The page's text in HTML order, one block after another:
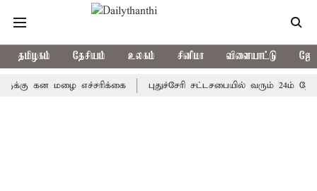
தமிழகம் தேசியம் உலகம் சினிமா விளையாட்டு
கன மழை எச்சரிக்கை புதுச்சேரி சட்டசபையில் வரும் 24ம் தேதி